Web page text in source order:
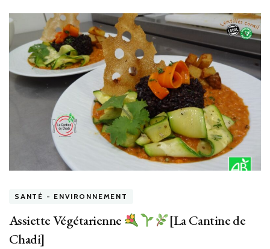
SANTÉ - ENVIRONNEMENT
Assiette Végétarienne
[La Cantine de
Chadi]